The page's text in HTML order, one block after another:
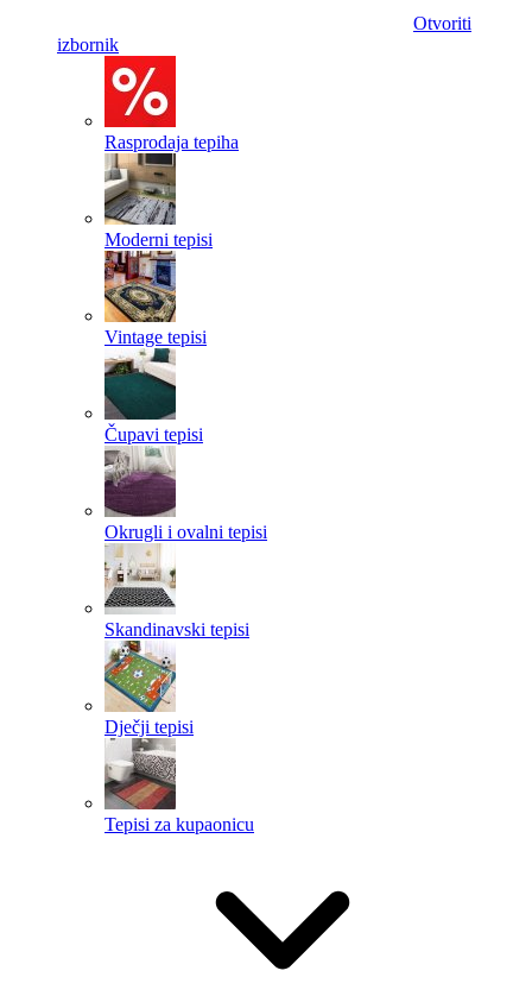
Otvoriti
izbornik
Rasprodaja tepiha
Moderni tepisi
Vintage tepisi
Čupavi tepisi
Okrugli i ovalni tepisi
Skandinavski tepisi
Dječji tepisi
Tepisi za kupaonicu